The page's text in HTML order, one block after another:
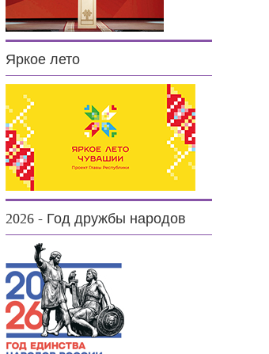
Яркое лето
2026 - Год дружбы народов